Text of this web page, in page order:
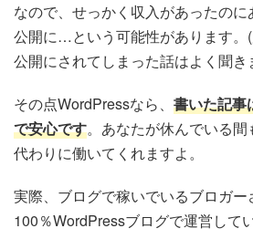
なので、せっかく収入があったの
公開に…という可能性があります。
公開にされてしまった話はよく聞き
その点WordPressなら、 書いた記事
で安心です。あなたが休んでいる
代わりに働いてくれますよ。
実際、ブログで稼いでいるブロガ
100％WordPressブログで運営してい